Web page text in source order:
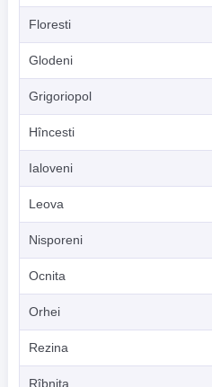
Floresti
Glodeni
Grigoriopol
Hîncesti
Ialoveni
Leova
Nisporeni
Ocnita
Orhei
Rezina
Rîbnita